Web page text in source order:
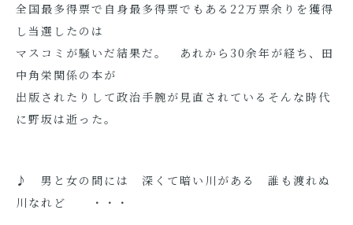
全国最多得票で自身最多得票でもある22万票余りを獲得
し当選したのは
マスコミが騒いだ結果だ。 あれから30余年が経ち、田
中角栄関係の本が
出版されたりして政治手腕が見直されているそんな時代
に野坂は逝った。
♪ 男と女の間には 深くて暗い川がある 誰も渡れぬ
川なれど ・・・